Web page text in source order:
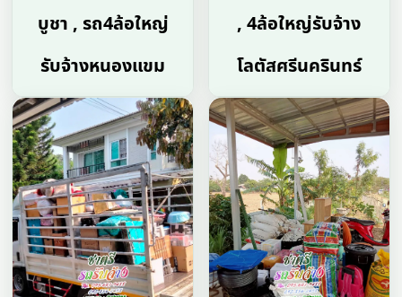
บูชา , รถ4ล้อใหญ่
รับจ้างหนองแขม
, 4ล้อใหญ่รับจ้าง
โลตัสศรีนครินทร์